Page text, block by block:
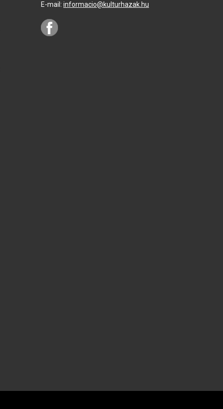
E-mail: informacio@kulturhazak.hu